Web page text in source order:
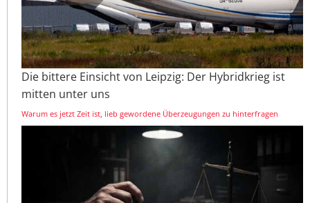
Die bittere Einsicht von Leipzig: Der Hybridkrieg ist
mitten unter uns
Warum es jetzt Zeit ist, lieb gewordene Überzeugungen zu hinterfragen